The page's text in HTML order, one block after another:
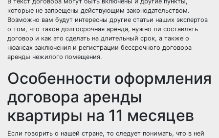
которые не запрещены действующим законодательством.
Возможно вам будут интересны другие статьи наших экспертов
о том, что такое долгосрочная аренда, нужно ли составлять
договор и как это сделать на длительный срок, а также о
нюансах заключения и регистрации бессрочного договора
аренды нежилого помещения.
Особенности оформления
договора аренды
квартиры на 11 месяцев
Если говорить о нашей стране, то следует понимать, что в ней